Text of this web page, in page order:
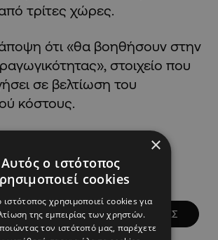
τρίτες χώρες.
ότι «θα βοηθήσουν στην
στοιχείο που
σε βελτίωση του
κόστους.
Alpha Podcasts
ΚΥΠΡΟΣ ΟΙΚΟΔΟΜΕΣ
×
Αυτός ο ιστότοπος
cookies
ιστότοπος χρησιμοποιεί cookies για
της εμπειρίας των χρηστών.
τον ιστότοπό μας, παρέχετε